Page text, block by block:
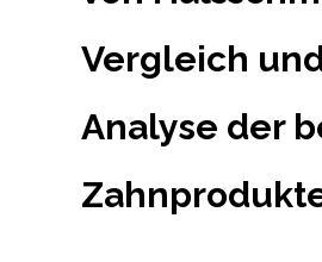
Vergleich
Analyse der